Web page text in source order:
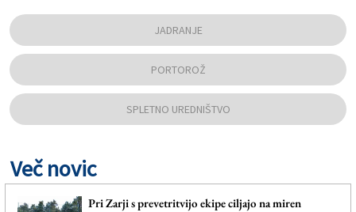
JADRANJE
PORTOROŽ
SPLETNO UREDNIŠTVO
Več novic
Pri Zarji s prevetritvijo ekipe ciljajo na miren